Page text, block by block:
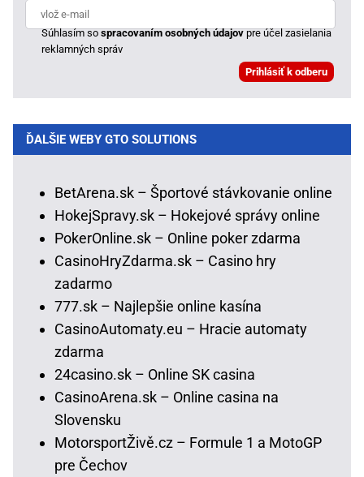
Súhlasím sospracovaním osobných údajovpre účel zasielania
reklamných správ
ĎALŠIE WEBY GTO SOLUTIONS
BetArena.sk – Športové stávkovanie online
HokejSpravy.sk – Hokejové správy online
PokerOnline.sk – Online poker zdarma
CasinoHryZdarma.sk – Casino hry
zadarmo
777.sk – Najlepšie online kasína
CasinoAutomaty.eu – Hracie automaty
zdarma
24casino.sk – Online SK casina
CasinoArena.sk – Online casina na
Slovensku
MotorsportŽivě.cz – Formule 1 a MotoGP
pre Čechov